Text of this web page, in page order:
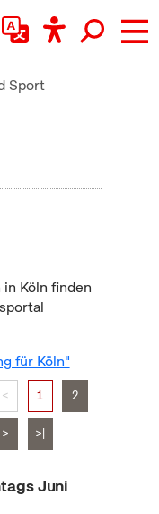
Sport
Köln finden
für Köln"
< 1 2
> >|
Juni